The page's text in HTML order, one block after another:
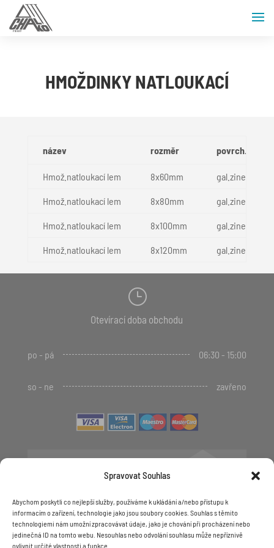
Spravovat Souhlas
Abychom poskytli co nejlepší služby, používáme k ukládání a/nebo přístupu k
informacím o zařízení, technologie jako jsou soubory cookies. Souhlas s těmito
technologiemi nám umožní zpracovávat údaje, jako je chování při procházení nebo
jedinečná ID na tomto webu. Nesouhlas nebo odvolání souhlasu může nepříznivě
ovlivnit určité vlastnosti a funkce.
HMOŽDINKY NATLOUKACÍ
název rozměr
Hmož.natloukací lem 8x60mm gal.zinek
Hmož.natloukací lem 8x80mm gal.zinek
Hmož.natloukací lem 8x100mm gal.zinek
Hmož.natloukací lem 8x120mm gal.zinek
}
Otevírací doba obchodu
po - pá 06:30 - 15:00
so - ne zavřeno
+420 481 623 536
 chalko@chalko.cz